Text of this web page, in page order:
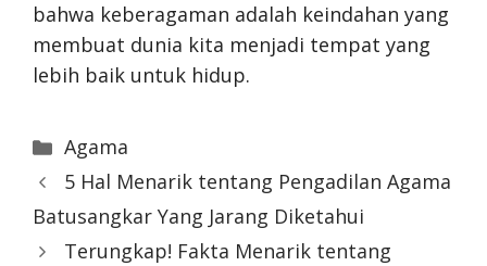
bahwa keberagaman adalah keindahan yang
membuat dunia kita menjadi tempat yang
lebih baik untuk hidup.
Categories
Agama
5 Hal Menarik tentang Pengadilan Agama
Batusangkar Yang Jarang Diketahui
Terungkap! Fakta Menarik tentang